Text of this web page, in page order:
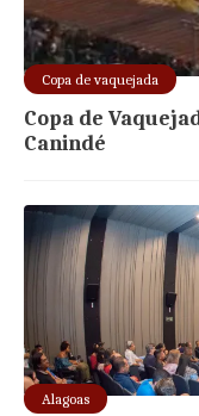
Copa de vaquejada
Copa de
Canindé
Alagoas